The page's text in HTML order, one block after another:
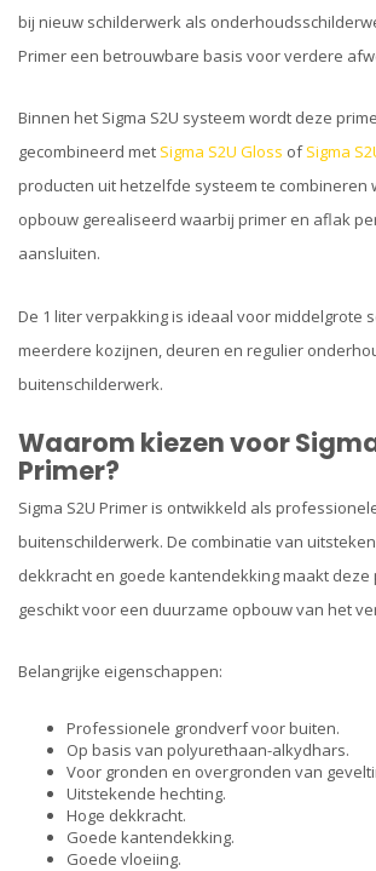
bij nieuw schilderwerk als
Primer een betrouwbare basis voor verdere
Binnen het Sigma S2U systeem wordt deze
gecombineerd met Sigma S2U Gloss ofSigma
producten uit hetzelfde systeem te combineren
opbouw gerealiseerd waarbij primer en aflak
aansluiten.
De 1 liter verpakking is ideaal voor middelgrote
meerdere kozijnen, deuren en regulier
buitenschilderwerk.
Waarom kiezen voor
Primer?
Sigma S2U Primer is ontwikkeld als
buitenschilderwerk. De combinatie van
dekkracht en goede kantendekking maakt
geschikt voor een duurzame opbouw van het
Belangrijke eigenschappen:
Professionele grondverf voor buiten.
Op basis van polyurethaan-alkydhars.
Voor gronden en overgronden van
Uitstekende hechting.
Hoge dekkracht.
Goede kantendekking.
Goede vloeiing.